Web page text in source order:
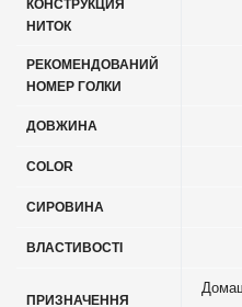
КОНСТРУКЦИЯ
НИТОК
РЕКОМЕНДОВАНИЙ
НОМЕР ГОЛКИ
ДОВЖИНА
COLOR
СИРОВИНА
ВЛАСТИВОСТІ
ПРИЗНАЧЕННЯ